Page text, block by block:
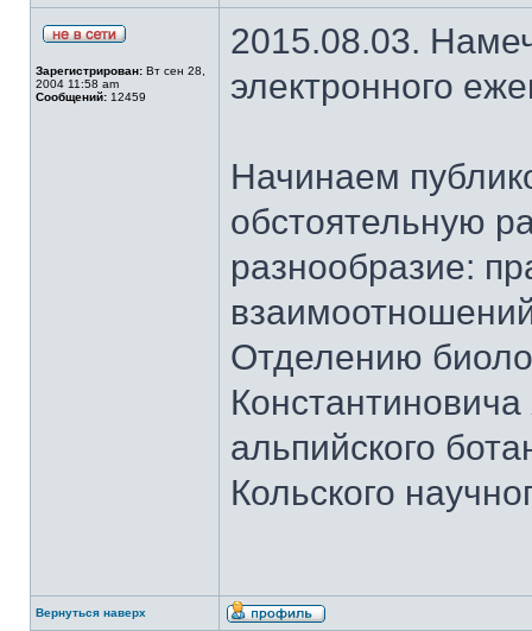
Зарегистрирован: Вт сен 28,
2004 11:58 am
Сообщений: 12459
2015.08.03.
электронного
Начинаем
обстоятельную
разнообразие:
Отделению
альпийского
Кольского
Вернуться наверх